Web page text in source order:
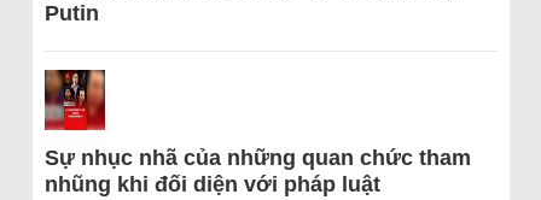
Putin
Sự nhục nhã của những quan chức tham
nhũng khi đối diện với pháp luật